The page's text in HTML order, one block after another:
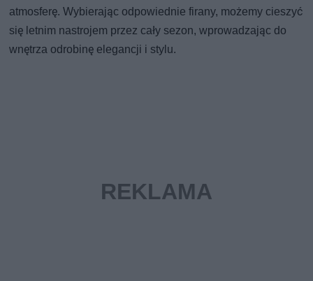
atmosferę. Wybierając odpowiednie firany, możemy cieszyć
się letnim nastrojem przez cały sezon, wprowadzając do
wnętrza odrobinę elegancji i stylu.